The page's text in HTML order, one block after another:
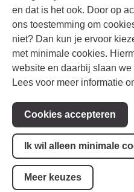
en dat is het ook. Door op
ons toestemming om
niet? Dan kun je ervoor
met minimale cookies.
website en daarbij slaan
Lees voor meer informatie
Cookies accepteren
Ik wil alleen minimale
Meer keuzes
Voorwaarden
Toegankelijkheid
Cookie-instellingen